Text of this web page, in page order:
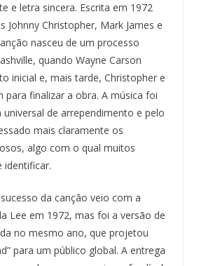
e letra sincera. Escrita em 1972
Johnny Christopher, Mark James e
nasceu de um processo
quando Wayne Carson
inicial e, mais tarde, Christopher e
para finalizar a obra. A música foi
universal de arrependimento e pelo
mais claramente os
algo com o qual muitos
identificar.
da canção veio com a
Lee em 1972, mas foi a versão de
no mesmo ano, que projetou
para um público global. A entrega